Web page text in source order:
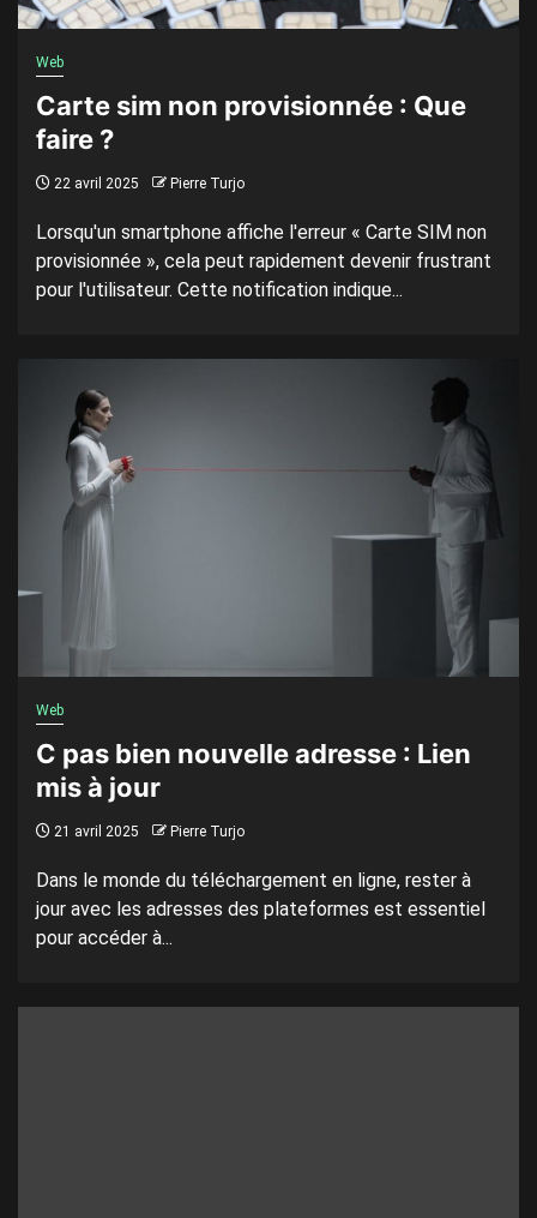
Web
Carte sim non provisionnée : Que
faire ?
22 avril 2025 Pierre Turjo
Lorsqu'un smartphone affiche l'erreur « Carte SIM non
provisionnée », cela peut rapidement devenir frustrant
pour l'utilisateur. Cette notification indique...
Web
C pas bien nouvelle adresse : Lien
mis à jour
21 avril 2025 Pierre Turjo
Dans le monde du téléchargement en ligne, rester à
jour avec les adresses des plateformes est essentiel
pour accéder à...